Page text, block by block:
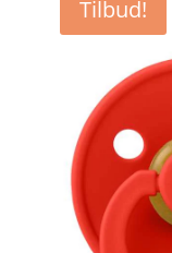
kr. 44,95.
Tilbud!